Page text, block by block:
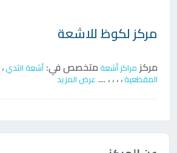
مركزلكوظ للاشعة
مركز مراكز أشعةمتخصص في: أشعة الثدي،
المقطعية،،،،.... عرض المزيد